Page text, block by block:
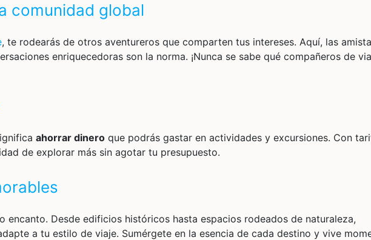
comunidad global
, te rodearás de otros aventureros que comparten tus intereses. Aquí, las
enriquecedoras son la norma. ¡Nunca se sabe qué compañeros de
ahorrar dinero que podrás gastar en actividades y excursiones. Con
de explorar más sin agotar tu presupuesto.
encanto. Desde edificios históricos hasta espacios rodeados de naturaleza,
a tu estilo de viaje. Sumérgete en la esencia de cada destino y vive